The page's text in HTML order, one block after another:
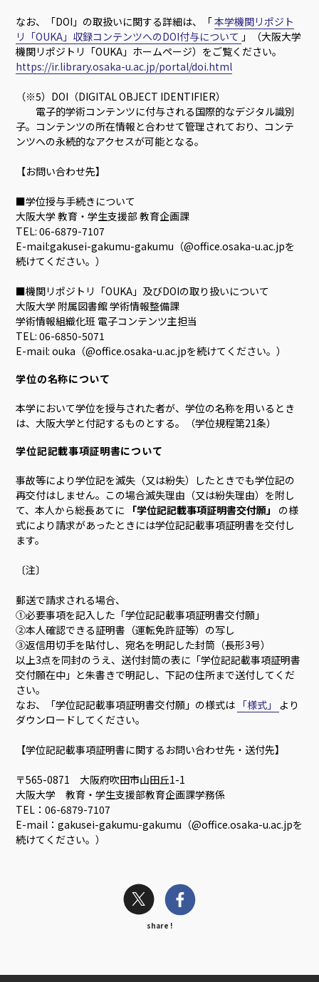
なお、「DOI」の取扱いに関する詳細は、「本学機関リポジト
リ「OUKA」収録コンテンツへのDOI付与について 」（大阪大学
機関リポジトリ「OUKA」ホームページ）をご覧ください。
https://ir.library.osaka-u.ac.jp/portal/doi.html
（※5）DOI（DIGITAL OBJECT IDENTIFIER）
電子的学術コンテンツに付与される国際的なデジタル識別
子。コンテンツの所在情報と合わせて管理されており、コンテ
ンツへの永続的なアクセスが可能となる。
【お問い合わせ先】
■学位授与手続きについて
大阪大学 教育・学生支援部 教育企画課
TEL: 06-6879-7107
E-mail:gakusei-gakumu-gakumu（@office.osaka-u.ac.jpを
続けてください。）
■機関リポジトリ「OUKA」及びDOIの取り扱いについて
大阪大学 附属図書館 学術情報整備課
学術情報組織化班 電子コンテンツ主担当
TEL: 06-6850-5071
E-mail: ouka（@office.osaka-u.ac.jpを続けてください。）
学位の名称について
本学において学位を授与された者が、学位の名称を用いるとき
は、大阪大学と付記するものとする。（学位規程第21条）
学位記記載事項証明書について
事故等により学位記を滅失（又は紛失）したときでも学位記の
再交付はしません。この場合滅失理由（又は紛失理由）を附し
て、本人から総長あてに
「学位記記載事項証明書交付願」 の様
式により請求があったときには学位記記載事項証明書を交付し
ます。
〔注〕
郵送で請求される場合、
①必要事項を記入した「学位記記載事項証明書交付願」
②本人確認できる証明書（運転免許証等）の写し
③返信用切手を貼付し、宛名を明記した封筒（長形3号）
以上3点を同封のうえ、送付封筒の表に「学位記記載事項証明書
交付願在中」と朱書きで明記し、下記の住所まで送付してくだ
さい。
なお、「学位記記載事項証明書交付願」の様式は 「様式」
より
ダウンロードしてください。
【学位記記載事項証明書に関するお問い合わせ先・送付先】
〒565-0871 大阪府吹田市山田丘1-1
大阪大学 教育・学生支援部教育企画課学務係
TEL：06-6879-7107
E-mail：gakusei-gakumu-gakumu（@office.osaka-u.ac.jpを
続けてください。）
share !